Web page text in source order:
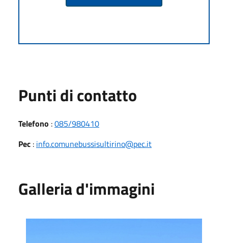
Punti di contatto
Telefono :085/980410
Pec : info.comunebussisultirino@pec.it
Galleria d'immagini